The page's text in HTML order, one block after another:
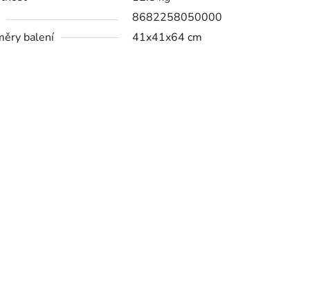
8682258050000
balení
41x41x64 cm